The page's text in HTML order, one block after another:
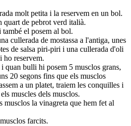
molt petita i la reservem en un bol.
quart de pebrot verd italià.
el posem al bol.
cullerada de mostassa a l'antiga, unes
de salsa piri-piri i una cullerada d'oli
ho reservem.
quan bulli hi posem 5 musclos grans,
20 segons fins que els musclos
a un platet, traiem les conquilles i
muscles dels musclos.
musclos la vinagreta que hem fet al
farcits.